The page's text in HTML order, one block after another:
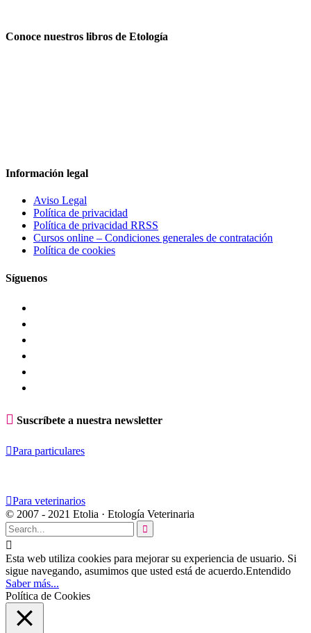
Conoce nuestros libros de Etología
Información legal
Aviso Legal
Política de privacidad
Política de privacidad RRSS
Cursos online – Condiciones generales de contratación
Política de cookies
Síguenos
 Suscríbete a nuestra newsletter
Para particulares
Para veterinarios
© 2007 - 2021 Etolia · Etología Veterinaria


Esta web utiliza cookies para mejorar su experiencia de usuario. Si
sigue navegando, asumimos que usted está de acuerdo.Entendido
Saber más...
Política de Cookies